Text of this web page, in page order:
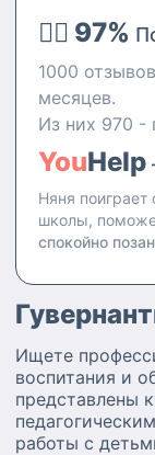
👍🏻 97%
1000
месяцев.
Из них 970 -
YouHelp
Няня поиграет
школы,
спокойно
Ищете
воспитания и
представлены
работы с